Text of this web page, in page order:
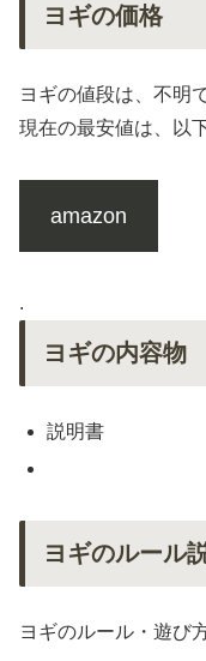
ヨギの価格
ヨギの値段は、不明
現在の最安値は、以
amazon
.
ヨギの内容物
説明書
ヨギのルール
ヨギのルール・遊び